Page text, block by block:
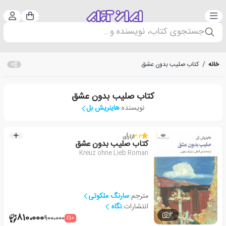
دسته‌بندی سبد
جستجوی کتاب، نویسنده و...
خانه / کتاب صلیب بدون عشق
کتاب صلیب بدون عشق
نویسنده:هاینریش بل
2
3.2از1رأی
کتاب صلیب بدون عشق
Kreuz ohne Lieb Roman
مترجم:سارنگ ملکوتی
انتشارات:نگاه
٪10900،000810،000